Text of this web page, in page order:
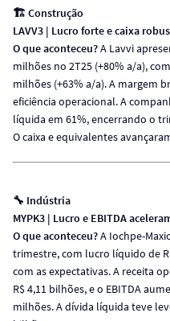
🏗️ Construção
LAVV3 | Lucro forte e caixa
O que aconteceu?A Lavvi
milhões no 2T25 (+80% a/a),
milhões (+63% a/a). A margem
eficiência operacional. A
líquida em 61%, encerrando o
O caixa e equivalentes
🔧 Indústria
MYPK3 | Lucro e EBITDA
O que aconteceu?A Iochpe-
trimestre, com lucro líquido de
com as expectativas. A receita
R$ 4,11 bilhões, e o EBITDA
milhões. A dívida líquida teve